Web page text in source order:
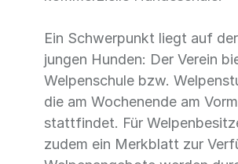
Ein Schwerpunkt liegt auf
jungen Hunden: Der Verein
Welpenschule bzw.
die am Wochenende am
stattfindet. Für
zudem ein Merkblatt zur